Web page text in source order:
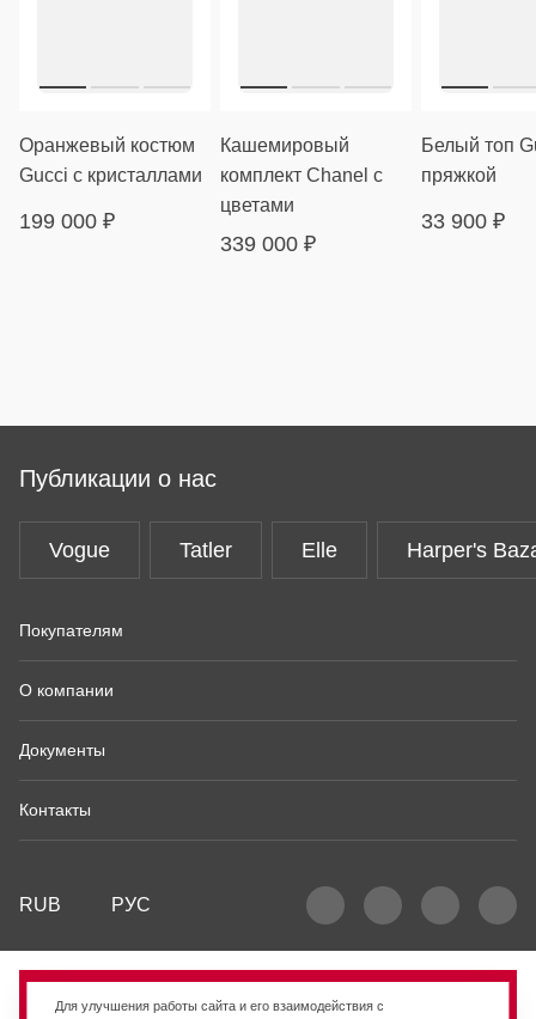
Продано
Оранжевый костюм
Gucci с кристаллами
199 000 ₽
Кашемировый
комплект Chanel с
цветами
339 000 ₽
Белый топ
пряжкой
33 900 ₽
Публикации о нас
Vogue Tatler Elle Harper's
Покупателям
О компании
Документы
Контакты
RUB РУС
Для улучшения работы сайта и его взаимодействия с